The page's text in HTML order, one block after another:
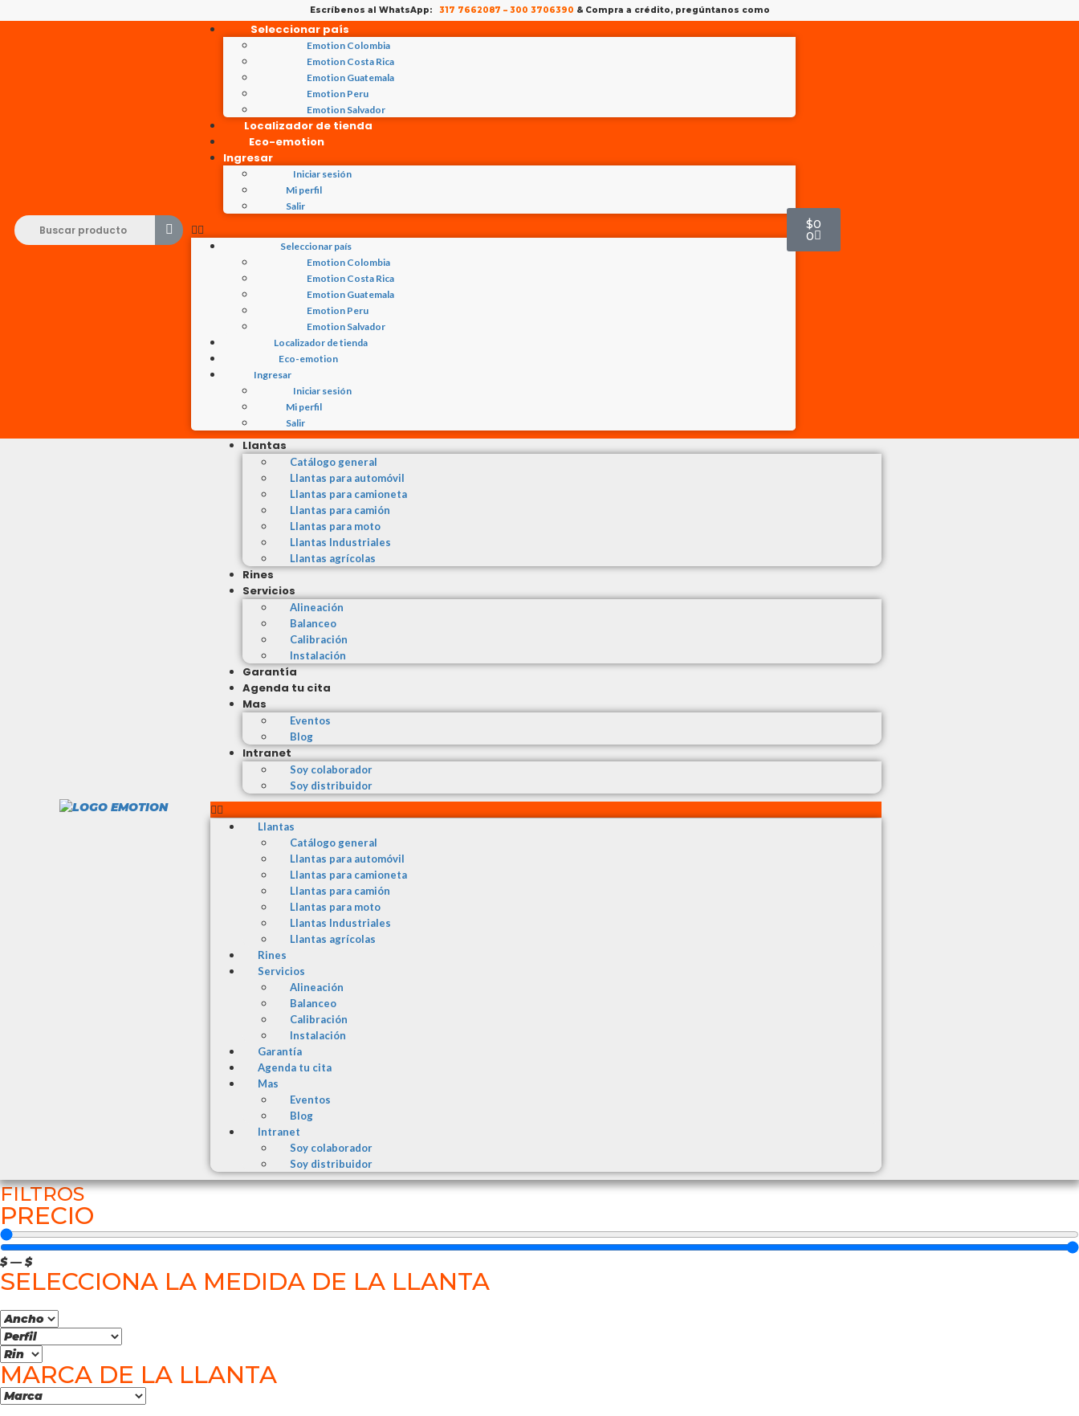
Escríbenos al WhatsApp: 317 7662087 – 300 3706390 & Compra a crédito, pregúntanos como
Seleccionar país
Emotion Colombia
Emotion Costa Rica
Emotion Guatemala
Emotion Peru
Emotion Salvador
Localizador de tienda
Eco-emotion
Ingresar
Iniciar sesión
Mi perfil
Salir
Seleccionar país
Emotion Colombia
Emotion Costa Rica
Emotion Guatemala
Emotion Peru
Emotion Salvador
Localizador de tienda
Eco-emotion
Ingresar
Iniciar sesión
Mi perfil
Salir
$0
0
Llantas
Catálogo general
Llantas para automóvil
Llantas para camioneta
Llantas para camión
Llantas para moto
Llantas Industriales
Llantas agrícolas
Rines
Servicios
Alineación
Balanceo
Calibración
Instalación
Garantía
Agenda tu cita
Mas
Eventos
Blog
Intranet
Soy colaborador
Soy distribuidor
Llantas
Catálogo general
Llantas para automóvil
Llantas para camioneta
Llantas para camión
Llantas para moto
Llantas Industriales
Llantas agrícolas
Rines
Servicios
Alineación
Balanceo
Calibración
Instalación
Garantía
Agenda tu cita
Mas
Eventos
Blog
Intranet
Soy colaborador
Soy distribuidor
FILTROS
PRECIO
$ —$
SELECCIONA LA MEDIDA DE LA LLANTA
MARCA DE LA LLANTA